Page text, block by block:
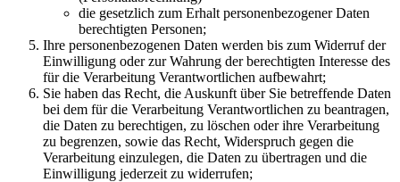
die gesetzlich zum Erhalt personenbezogener Daten
berechtigten Personen;
Ihre personenbezogenen Daten werden bis zum Widerruf der
Einwilligung oder zur Wahrung der berechtigten Interesse des
für die Verarbeitung Verantwortlichen aufbewahrt;
Sie haben das Recht, die Auskunft über Sie betreffende Daten
bei dem für die Verarbeitung Verantwortlichen zu beantragen,
die Daten zu berechtigen, zu löschen oder ihre Verarbeitung
zu begrenzen, sowie das Recht, Widerspruch gegen die
Verarbeitung einzulegen, die Daten zu übertragen und die
Einwilligung jederzeit zu widerrufen;